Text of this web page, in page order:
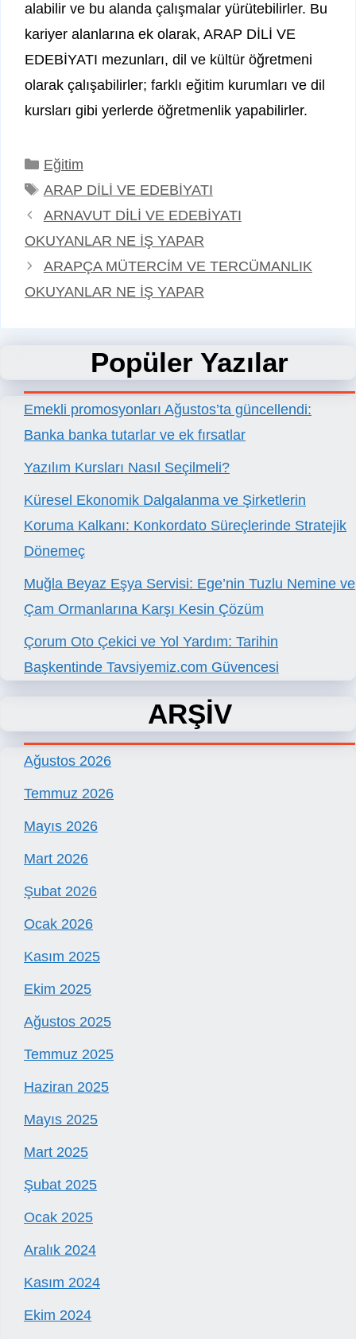
alabilir ve bu alanda çalışmalar yürütebilirler. Bu
kariyer alanlarına ek olarak, ARAP DİLİ VE
EDEBİYATI mezunları, dil ve kültür öğretmeni
olarak çalışabilirler; farklı eğitim kurumları ve dil
kursları gibi yerlerde öğretmenlik yapabilirler.
Kategoriler
Eğitim
Etiketler
ARAP DİLİ VE EDEBİYATI
ARNAVUT DİLİ VE EDEBİYATI
OKUYANLAR NE İŞ YAPAR
ARAPÇA MÜTERCİM VE TERCÜMANLIK
OKUYANLAR NE İŞ YAPAR
Popüler Yazılar
Emekli promosyonları Ağustos’ta güncellendi:
Banka banka tutarlar ve ek fırsatlar
Yazılım Kursları Nasıl Seçilmeli?
Küresel Ekonomik Dalgalanma ve Şirketlerin
Koruma Kalkanı: Konkordato Süreçlerinde Stratejik
Dönemeç
Muğla Beyaz Eşya Servisi: Ege’nin Tuzlu Nemine ve
Çam Ormanlarına Karşı Kesin Çözüm
Çorum Oto Çekici ve Yol Yardım: Tarihin
Başkentinde Tavsiyemiz.com Güvencesi
ARŞİV
Ağustos 2026
Temmuz 2026
Mayıs 2026
Mart 2026
Şubat 2026
Ocak 2026
Kasım 2025
Ekim 2025
Ağustos 2025
Temmuz 2025
Haziran 2025
Mayıs 2025
Mart 2025
Şubat 2025
Ocak 2025
Aralık 2024
Kasım 2024
Ekim 2024